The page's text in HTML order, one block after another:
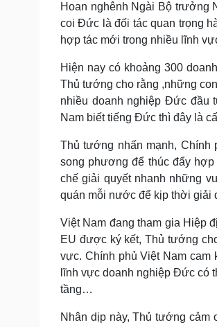
Hoan nghênh Ngài Bộ trưởng
coi Đức là đối tác quan trọng
hợp tác mới trong nhiều lĩnh
Hiện nay có khoảng 300
Thủ tướng cho rằng ,những
nhiều doanh nghiệp Đức đầu
Nam biết tiếng Đức thì đây là
Thủ tướng nhấn mạnh, Chính
song phương để thúc đẩy
chế giải quyết nhanh những
quán mỗi nước để kịp thời giải
Việt Nam đang tham gia Hiệp
EU được ký kết, Thủ tướng
vực. Chính phủ Việt Nam
lĩnh vực doanh nghiệp Đức có
tầng…
Nhân dịp này, Thủ tướng cảm